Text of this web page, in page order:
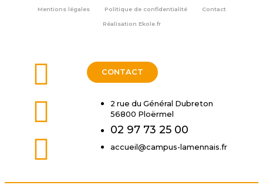
Mentions légales Politique de confidentialité Contact
Réalisation Ekole.fr
CONTACT
2 rue du Général Dubreton
56800 Ploërmel
02 97 73 25 00
accueil@campus-lamennais.fr